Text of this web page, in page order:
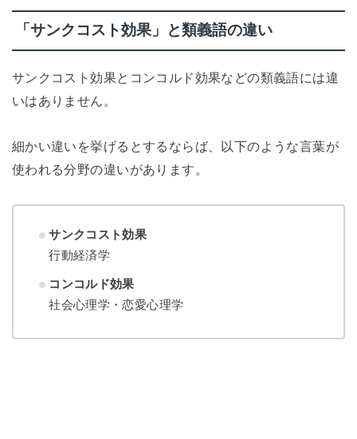
「サンクコスト効果」と類義語の違い
サンクコスト効果とコンコルド効果などの類義語には違
いはありません。
細かい違いを挙げるとするならば、以下のような言葉が
使われる分野の違いがあります。
サンクコスト効果
行動経済学
コンコルド効果
社会心理学・恋愛心理学